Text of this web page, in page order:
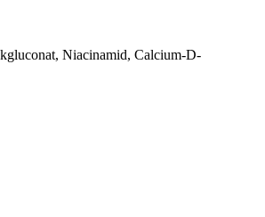
Niacinamid, Calcium-D-